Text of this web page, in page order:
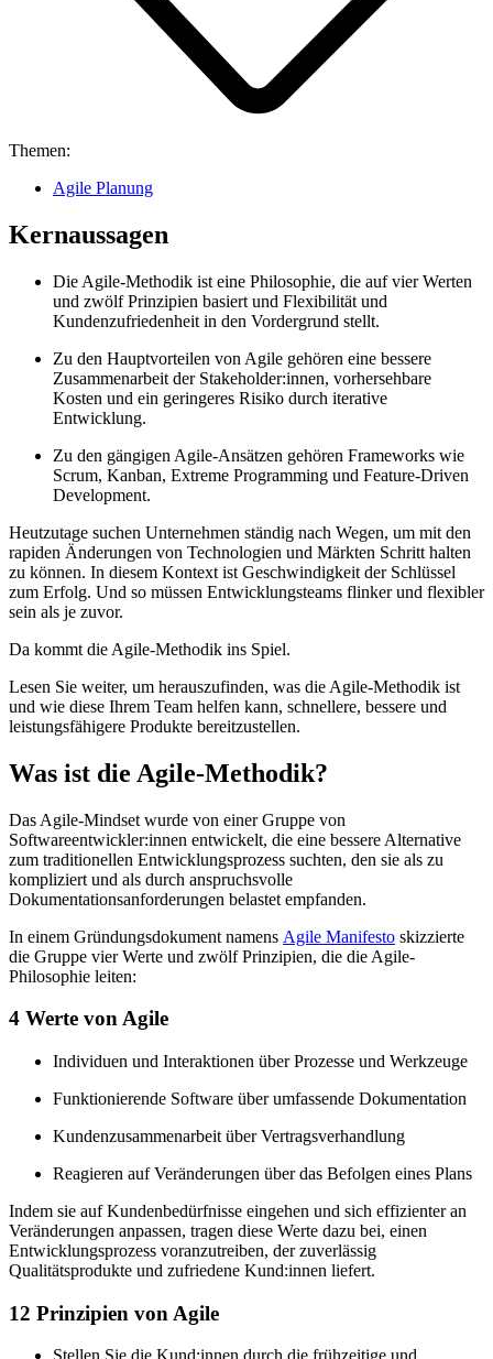
Themen:
Agile Planung
Kernaussagen
Die Agile-Methodik ist eine Philosophie, die auf vier Werten
und zwölf Prinzipien basiert und Flexibilität und
Kundenzufriedenheit in den Vordergrund stellt.
Zu den Hauptvorteilen von Agile gehören eine bessere
Zusammenarbeit der Stakeholder:innen, vorhersehbare
Kosten und ein geringeres Risiko durch iterative
Entwicklung.
Zu den gängigen Agile-Ansätzen gehören Frameworks wie
Scrum, Kanban, Extreme Programming und Feature-Driven
Development.
Heutzutage suchen Unternehmen ständig nach Wegen, um mit den
rapiden Änderungen von Technologien und Märkten Schritt halten
zu können. In diesem Kontext ist Geschwindigkeit der Schlüssel
zum Erfolg. Und so müssen Entwicklungsteams flinker und flexibler
sein als je zuvor.
Da kommt die Agile-Methodik ins Spiel.
Lesen Sie weiter, um herauszufinden, was die Agile-Methodik ist
und wie diese Ihrem Team helfen kann, schnellere, bessere und
leistungsfähigere Produkte bereitzustellen.
Was ist die Agile-Methodik?
Das Agile-Mindset wurde von einer Gruppe von
Softwareentwickler:innen entwickelt, die eine bessere Alternative
zum traditionellen Entwicklungsprozess suchten, den sie als zu
kompliziert und als durch anspruchsvolle
Dokumentationsanforderungen belastet empfanden.
In einem Gründungsdokument namens Agile Manifesto skizzierte
die Gruppe vier Werte und zwölf Prinzipien, die die Agile-
Philosophie leiten:
4 Werte von Agile
Individuen und Interaktionen über Prozesse und Werkzeuge
Funktionierende Software über umfassende Dokumentation
Kundenzusammenarbeit über Vertragsverhandlung
Reagieren auf Veränderungen über das Befolgen eines Plans
Indem sie auf Kundenbedürfnisse eingehen und sich effizienter an
Veränderungen anpassen, tragen diese Werte dazu bei, einen
Entwicklungsprozess voranzutreiben, der zuverlässig
Qualitätsprodukte und zufriedene Kund:innen liefert.
12 Prinzipien von Agile